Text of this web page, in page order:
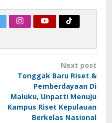
Next post
Tonggak Baru Riset &
Pemberdayaan Di
Maluku, Unpatti Menuju
Kampus Riset Kepulauan
Berkelas Nasional